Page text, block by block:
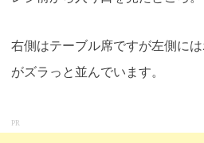
右側はテーブル席ですが左側に
がズラっと並んでいます。
PR